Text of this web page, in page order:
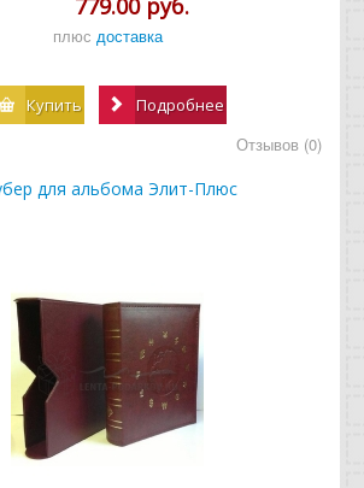
плюс доставка
Купить Подробнее
Отзывов (0)
для альбома Элит-Плюс